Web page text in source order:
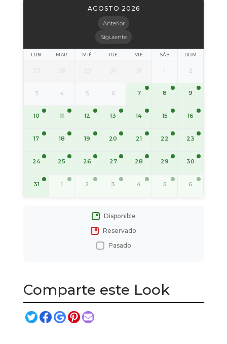
Anterior
AGOSTO 2026
Siguiente
LUN MAR MIÉ JUE VIE SÁB DOM
27 28 29 30 31 1 2
3 4 5 6 7 8 9
10 11 12 13 14 15 16
17 18 19 20 21 22 23
24 25 26 27 28 29 30
31 1 2 3 4 5 6
Disponible
Reservado
Pasado
Comparte este Look